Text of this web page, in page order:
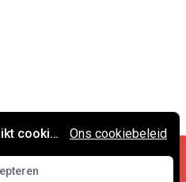
•
Contact
Deze website gebruikt cookies.
Accepteren
Ons cookiebeleid